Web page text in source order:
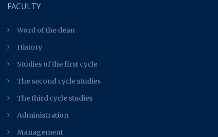
FACULTY
Word of the dean
History
Studies of the first cycle
The second cycle studies
The third cycle studies
Administration
Management